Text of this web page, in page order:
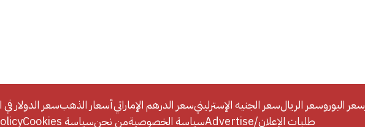
سعر اليوروسعر الريالسعر الجنيه الإسترلينيسعر الدرهم الإماراتيأسعار الذهبسعر الدولار في
طلبات الإعلان/Advertise
سياسة الخصوصيةمن نحنسياسة Cookies